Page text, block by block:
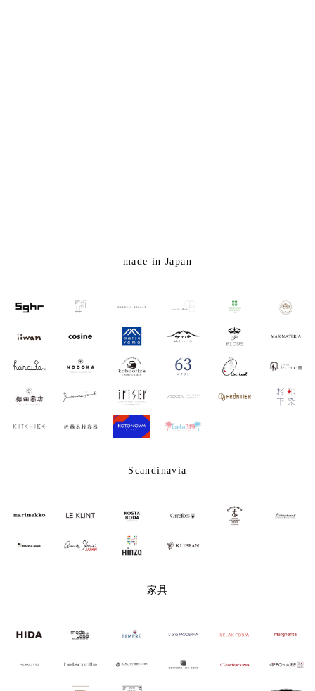
made in Japan
Scandinavia
家具